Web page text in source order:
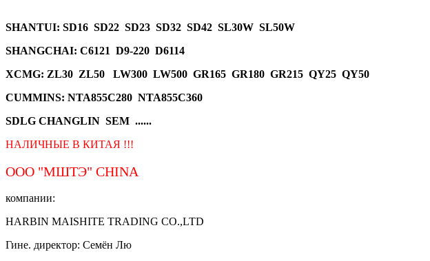
SHANTUI: SD16 SD22 SD23 SD32 SD42 SL30W SL50W
SHANGCHAI: C6121 D9-220 D6114
XCMG: ZL30 ZL50 LW300 LW500 GR165 GR180 GR215 QY25 QY50
CUMMINS: NTA855C280 NTA855C360
SDLG CHANGLIN SEM ......
НАЛИЧНЫЕ В КИТАЯ !!!
ООО "МШТЭ" CHINA
компании:
HARBIN MAISHITE TRADING CO.,LTD
Гине. директор: Семён Лю